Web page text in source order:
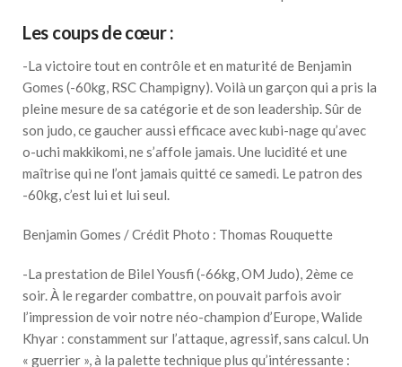
Les coups de cœur :
-La victoire tout en contrôle et en maturité de Benjamin
Gomes (-60kg, RSC Champigny). Voilà un garçon qui a pris la
pleine mesure de sa catégorie et de son leadership. Sûr de
son judo, ce gaucher aussi efficace avec kubi-nage qu’avec
o-uchi makkikomi, ne s’affole jamais. Une lucidité et une
maîtrise qui ne l’ont jamais quitté ce samedi. Le patron des
-60kg, c’est lui et lui seul.
Benjamin Gomes / Crédit Photo : Thomas Rouquette
-La prestation de Bilel Yousfi (-66kg, OM Judo), 2ème ce
soir. À le regarder combattre, on pouvait parfois avoir
l’impression de voir notre néo-champion d’Europe, Walide
Khyar : constamment sur l’attaque, agressif, sans calcul. Un
« guerrier », à la palette technique plus qu’intéressante :